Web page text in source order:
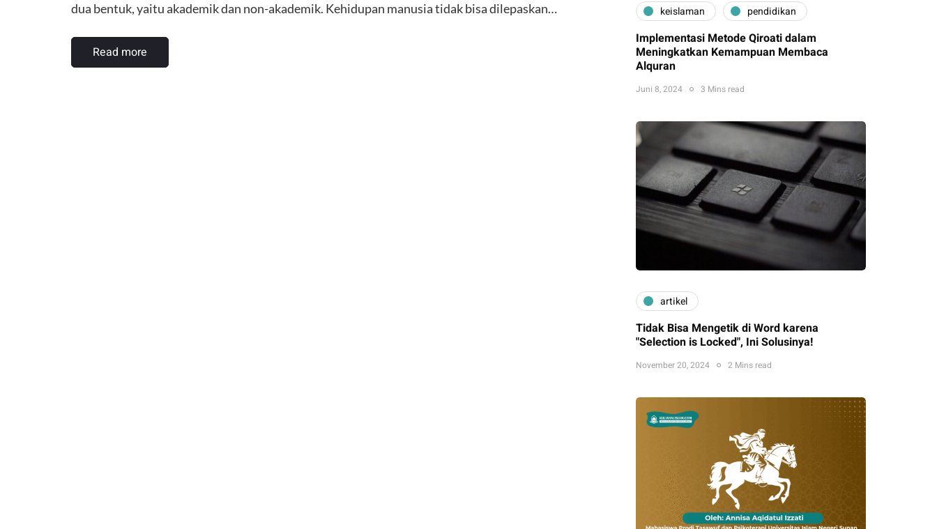
dua bentuk, yaitu akademik dan non-akademik. Kehidupan manusia tidak bisa dilepaskan…
Read more
keislaman pendidikan
Implementasi Metode Qiroati dalam
Meningkatkan Kemampuan Membaca
Alquran
Juni 8, 2024 3 Mins read
artikel
Tidak Bisa Mengetik di Word karena
"Selection is Locked", Ini Solusinya!
November 20, 2024 2 Mins read